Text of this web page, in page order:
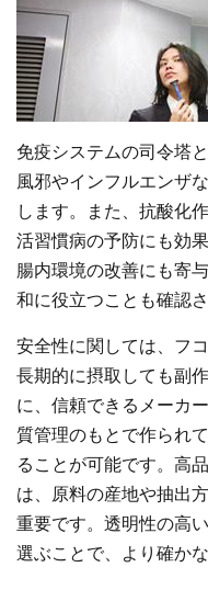
免疫システムの司令塔
風邪やインフルエンザ
します。また、抗酸化
活習慣病の予防にも効
腸内環境の改善にも寄
和に役立つことも確認
安全性に関しては、フ
長期的に摂取しても副
に、信頼できるメーカ
質管理のもとで作られ
ることが可能です。高
は、原料の産地や抽出
重要です。透明性の高
選ぶことで、より確か